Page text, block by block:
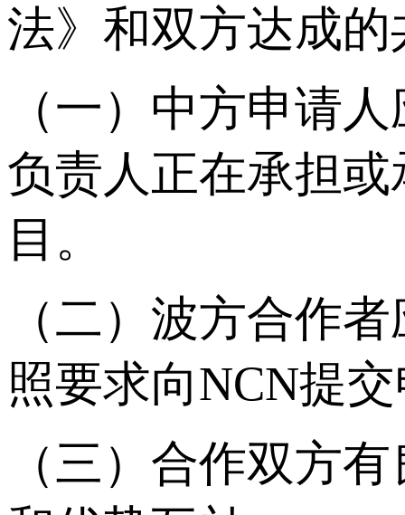
法》和双方达成
（一）中方申请
负责人正在承担
目。
（二）波方合作
照要求向NCN提
（三）合作双方